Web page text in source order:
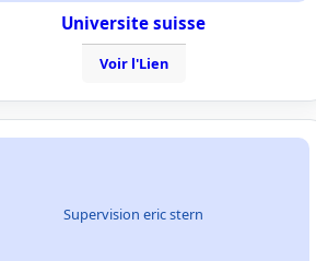
Universite suisse
Voir l'Lien
Supervision eric stern